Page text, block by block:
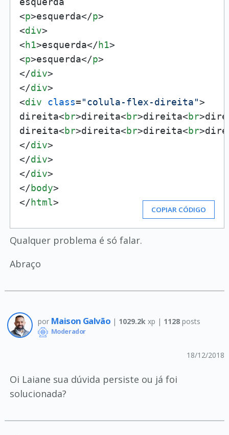
<p>esquerda</p>
<div>
<h1>esquerda</h1>
<p>esquerda</p>
</div>
</div>
<div class="colula-flex-direita">
direita<br>direita<br>direita<br>
direita<br>direita<br>direita<br>
</div>
</div>
</div>
</body>
</html>
COPIAR CÓDIGO
Qualquer problema é só falar.
Abraço
por Maison Galvão | 1029.2k xp | 1128posts
Moderador
18/12/2018
Oi Laiane sua dúvida persiste ou já foi
solucionada?